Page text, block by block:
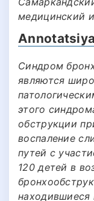
медицинский
Annotatsiya
Синдром
являются
этого
обструкции
воспаление
путей с
120 детей в
находившиеся